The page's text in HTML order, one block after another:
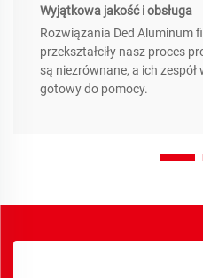
Wyjątkowa jakość i obsługa
Rozwiązania Ded Aluminum
przekształciły nasz proces
są niezrównane, a ich
gotowy do pomocy.